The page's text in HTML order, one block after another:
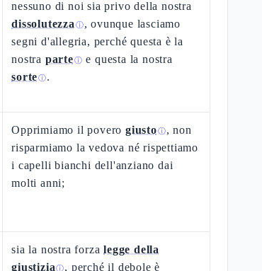
nessuno di noi sia privo della nostra
dissolutezza ⓘ, ovunque lasciamo
segni d'allegria, perché questa è la
nostra parteⓘ e questa la nostra
sorteⓘ.
Opprimiamo il poverogiustoⓘ, non
risparmiamo la vedova né rispettiamo
i capelli bianchi dell'anziano dai
molti anni;
sia la nostra forzalegge della
giustizia ⓘ, perché il debole è